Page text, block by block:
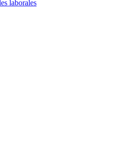
laborales